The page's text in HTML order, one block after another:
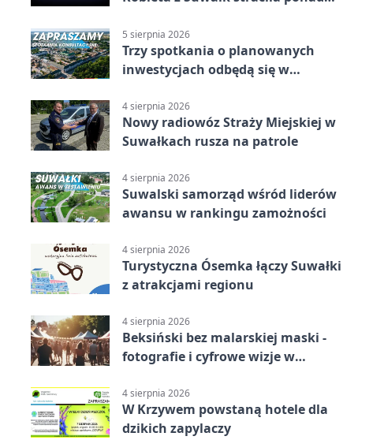
5 sierpnia 2026
Trzy spotkania o planowanych
inwestycjach odbędą się w
4 sierpnia 2026
Nowy radiowóz Straży Miejskiej w
Suwałkach rusza na patrole
4 sierpnia 2026
Suwalski samorząd wśród liderów
awansu w rankingu zamożności
4 sierpnia 2026
Turystyczna Ósemka łączy Suwałki
z atrakcjami regionu
4 sierpnia 2026
Beksiński bez malarskiej maski -
fotografie i cyfrowe wizje w
4 sierpnia 2026
W Krzywem powstaną hotele dla
dzikich zapylaczy